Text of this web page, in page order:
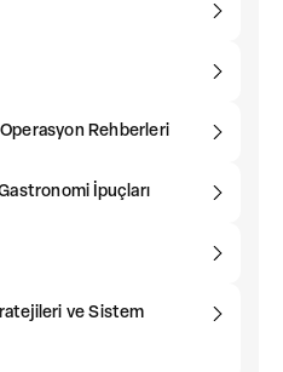
Rehberleri
İpuçları
ve Sistem